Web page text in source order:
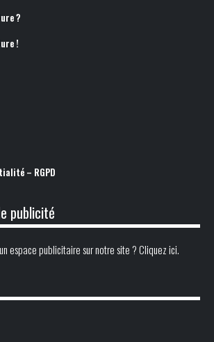
?
!
– RGPD
publicité
espace publicitaire sur notre site ? Cliquez ici.